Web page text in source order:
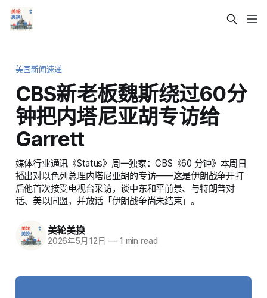
美国新闻速递
CBS新老板魏斯绕过60分
钟把内塔尼亚胡专访给
Garrett
媒体行业通讯《Status》周一独家：CBS《60 分钟》本周日
播出对以色列总理内塔尼亚胡的专访——这是伊朗战争开打
后他首次接受电视台采访，谈中东和平前景、与特朗普对
话、美以同盟，并放话「伊朗战争尚未结束」。
美轮美换
2026年5月12日 —1 min read